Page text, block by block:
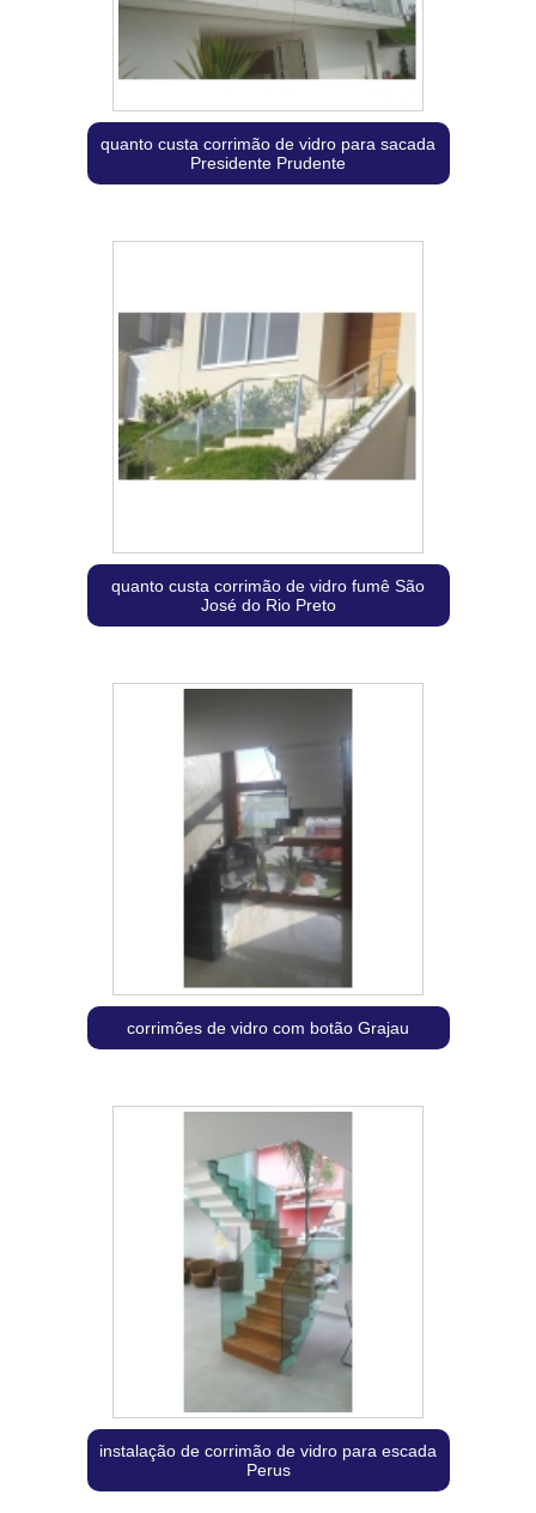
quanto custa corrimão de vidro para sacada
Presidente Prudente
quanto custa corrimão de vidro fumê São
José do Rio Preto
corrimões de vidro com botão Grajau
instalação de corrimão de vidro para escada
Perus